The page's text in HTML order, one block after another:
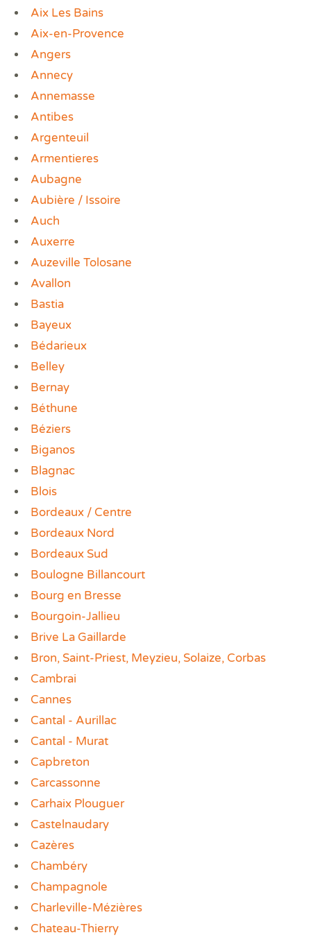
Aix Les Bains
Aix-en-Provence
Angers
Annecy
Annemasse
Antibes
Argenteuil
Armentieres
Aubagne
Aubière / Issoire
Auch
Auxerre
Auzeville Tolosane
Avallon
Bastia
Bayeux
Bédarieux
Belley
Bernay
Béthune
Béziers
Biganos
Blagnac
Blois
Bordeaux / Centre
Bordeaux Nord
Bordeaux Sud
Boulogne Billancourt
Bourg en Bresse
Bourgoin-Jallieu
Brive La Gaillarde
Bron, Saint-Priest, Meyzieu, Solaize, Corbas
Cambrai
Cannes
Cantal - Aurillac
Cantal - Murat
Capbreton
Carcassonne
Carhaix Plouguer
Castelnaudary
Cazères
Chambéry
Champagnole
Charleville-Mézières
Chateau-Thierry